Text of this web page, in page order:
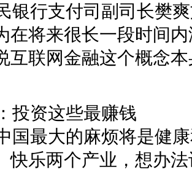
行支付司副司长樊
在将来很长一段时间
互联网金融这个概念
投资这些最赚钱
最大的麻烦将是健
快乐两个产业，想办